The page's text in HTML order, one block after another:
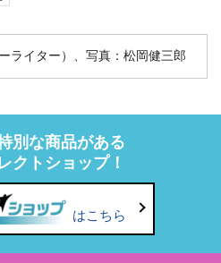
ライター）、写真：松岡健三郎
別な商品がある
クトショップ！
はこちら